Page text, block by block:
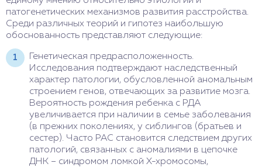
педагогические методы и социальную поддержку.
патогенетических механизмов развития расстройства.
Среди различных теорий и гипотез наибольшую
обоснованность представляют следующие:
Генетическая предрасположенность.
Исследования подтверждают наследственный
характер патологии, обусловленной аномальным
строением генов, отвечающих за развитие мозга.
Вероятность рождения ребенка с РДА
увеличивается при наличии в семье заболевания
(в прежних поколениях, у сиблингов (братьев и
сестер). Часто РАС становится следствием других
патологий, связанных с аномалиями в цепочке
ДНК – синдромом ломкой Х-хромосомы,